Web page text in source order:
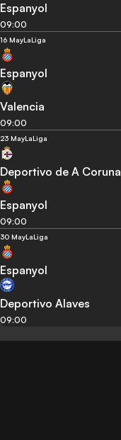
Espanyol
09:00
16 MayLaLiga
Espanyol
Valencia
09:00
23 MayLaLiga
Deportivo de A Coruna
Espanyol
09:00
30 MayLaLiga
Espanyol
Deportivo Alaves
09:00